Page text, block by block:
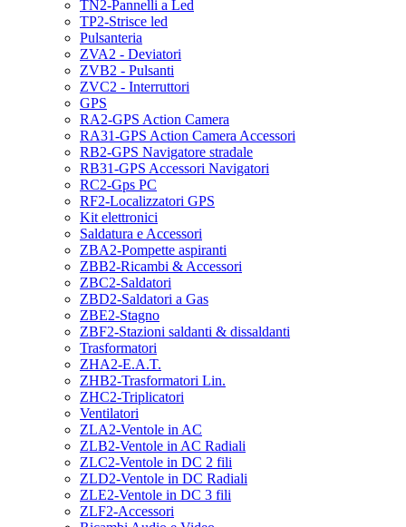
TN2-Pannelli a Led
TP2-Strisce led
Pulsanteria
ZVA2 - Deviatori
ZVB2 - Pulsanti
ZVC2 - Interruttori
GPS
RA2-GPS Action Camera
RA31-GPS Action Camera Accessori
RB2-GPS Navigatore stradale
RB31-GPS Accessori Navigatori
RC2-Gps PC
RF2-Localizzatori GPS
Kit elettronici
Saldatura e Accessori
ZBA2-Pompette aspiranti
ZBB2-Ricambi & Accessori
ZBC2-Saldatori
ZBD2-Saldatori a Gas
ZBE2-Stagno
ZBF2-Stazioni saldanti & dissaldanti
Trasformatori
ZHA2-E.A.T.
ZHB2-Trasformatori Lin.
ZHC2-Triplicatori
Ventilatori
ZLA2-Ventole in AC
ZLB2-Ventole in AC Radiali
ZLC2-Ventole in DC 2 fili
ZLD2-Ventole in DC Radiali
ZLE2-Ventole in DC 3 fili
ZLF2-Accessori